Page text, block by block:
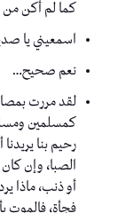
كما لم أكن من
اسمعيني يا
نعم صحيح…
لقد مررت
كمسلمين
رحيم بنا
الصبا، وإن
أو ذنب، ماذا
فجأة، فالموت